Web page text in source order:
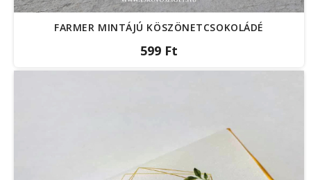
FARMER MINTÁJÚ KÖSZÖNETCSOKOLÁDÉ
599 Ft